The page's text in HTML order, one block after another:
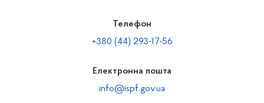
Телефон
+380 (44) 293-17-56
Електронна пошта
info@ispf.gov.ua